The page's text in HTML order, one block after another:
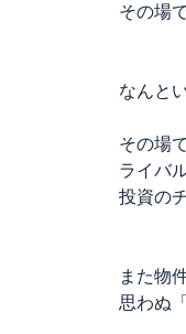
その場
なんと
その場
ライバ
投資の
また物
思わぬ